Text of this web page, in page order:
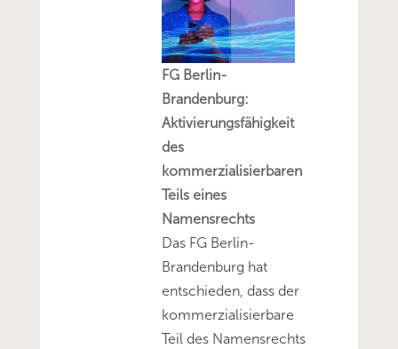
FG Berlin-
Brandenburg:
Aktivierungsfähigkeit
des
kommerzialisierbaren
Teils eines
Namensrechts
Das FG Berlin-
Brandenburg hat
entschieden, dass der
kommerzialisierbare
Teil des Namensrechts